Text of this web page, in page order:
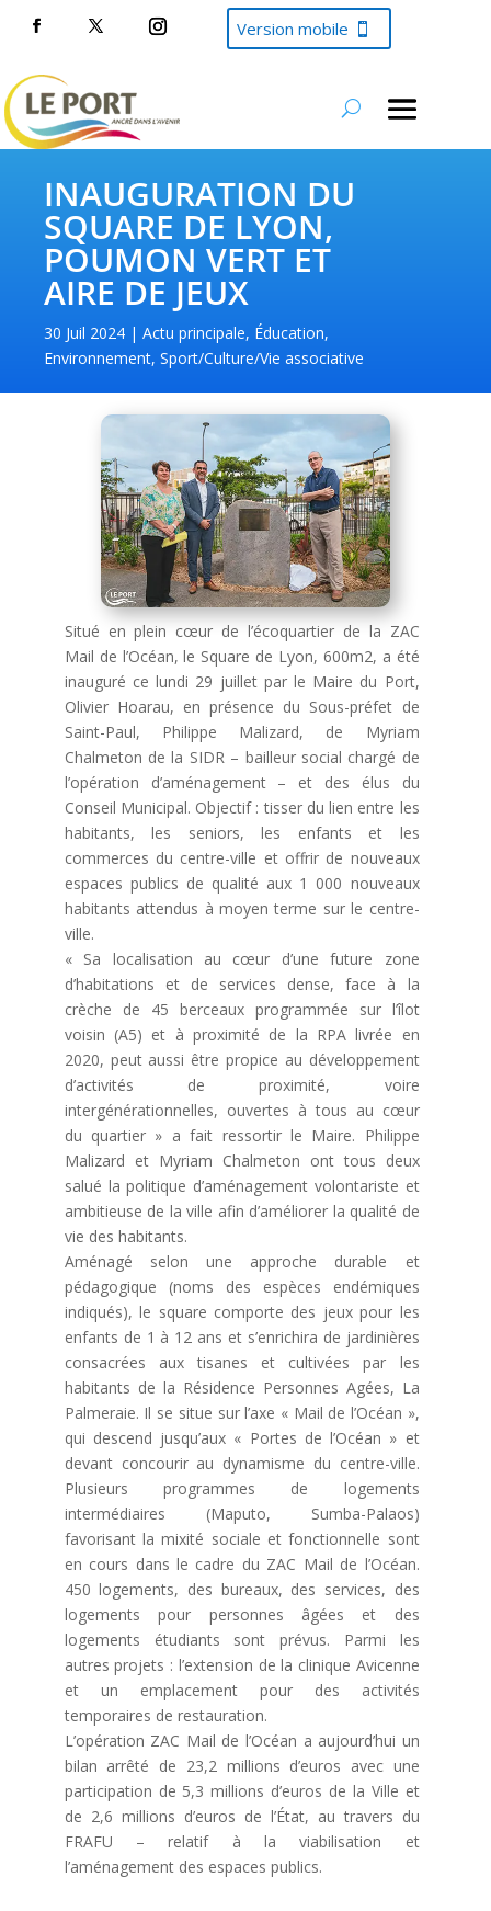
Version mobile
INAUGURATION DU
SQUARE DE LYON,
POUMON VERT ET
AIRE DE JEUX
30 Juil 2024 Actu principale, Éducation,
Environnement,Sport/Culture/Vie associative
Situé en plein cœur de l’écoquartier de la ZAC
Mail de l’Océan, le Square de Lyon, 600m2, a été
inauguré ce lundi 29 juillet par le Maire du Port,
Olivier Hoarau, en présence du Sous-préfet de
Saint-Paul, Philippe Malizard, de Myriam
Chalmeton de la SIDR – bailleur social chargé de
l’opération d’aménagement – et des élus du
Conseil Municipal. Objectif : tisser du lien entre les
habitants, les seniors, les enfants et les
commerces du centre-ville et offrir de nouveaux
espaces publics de qualité aux 1 000 nouveaux
habitants attendus à moyen terme sur le centre-
ville.
« Sa localisation au cœur d’une future zone
d’habitations et de services dense, face à la
crèche de 45 berceaux programmée sur l’îlot
voisin (A5) et à proximité de la RPA livrée en
2020, peut aussi être propice au développement
d’activités de proximité, voire
intergénérationnelles, ouvertes à tous au cœur
du quartier » a fait ressortir le Maire. Philippe
Malizard et Myriam Chalmeton ont tous deux
salué la politique d’aménagement volontariste et
ambitieuse de la ville afin d’améliorer la qualité de
vie des habitants.
Aménagé selon une approche durable et
pédagogique (noms des espèces endémiques
indiqués), le square comporte des jeux pour les
enfants de 1 à 12 ans et s’enrichira de jardinières
consacrées aux tisanes et cultivées par les
habitants de la Résidence Personnes Agées, La
Palmeraie. Il se situe sur l’axe « Mail de l’Océan »,
qui descend jusqu’aux « Portes de l’Océan » et
devant concourir au dynamisme du centre-ville.
Plusieurs programmes de logements
intermédiaires (Maputo, Sumba-Palaos)
favorisant la mixité sociale et fonctionnelle sont
en cours dans le cadre du ZAC Mail de l’Océan.
450 logements, des bureaux, des services, des
logements pour personnes âgées et des
logements étudiants sont prévus. Parmi les
autres projets : l’extension de la clinique Avicenne
et un emplacement pour des activités
temporaires de restauration.
L’opération ZAC Mail de l’Océan a aujourd’hui un
bilan arrêté de 23,2 millions d’euros avec une
participation de 5,3 millions d’euros de la Ville et
de 2,6 millions d’euros de l’État, au travers du
FRAFU – relatif à la viabilisation et
l’aménagement des espaces publics.